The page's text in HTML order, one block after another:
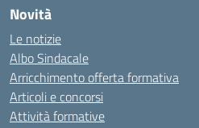
Novità
Le notizie
Albo Sindacale
Arricchimento offerta formativa
Articoli e concorsi
Attività formative